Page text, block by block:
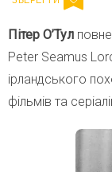
Пітер О’Тул повне
Peter Seamus
ірландського
фільмів та